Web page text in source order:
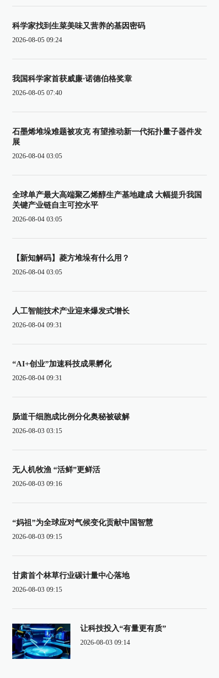
科学家找到生菜美味又营养的基因密码
2026-08-05 09:24
我国科学家首获威廉·诺德伯格奖章
2026-08-05 07:40
石墨烯堆垛难题被攻克 有望推动新一代拓扑量子器件发
展
2026-08-04 03:05
全球单产最大高端聚乙烯醇生产基地建成 大幅提升我国
关键产业链自主可控水平
2026-08-04 03:05
【新知解码】菱方堆垛有什么用？
2026-08-04 03:05
人工智能技术产业迎来爆发式增长
2026-08-04 09:31
“AI+创业”加速科技成果孵化
2026-08-04 09:31
肠道干细胞成比例分化奥秘被破解
2026-08-03 03:15
无人机牧渔 “活鲜”更鲜活
2026-08-03 09:16
“妈祖”为全球应对气候变化贡献中国智慧
2026-08-03 09:15
甘肃首个林草行业碳计量中心落地
2026-08-03 09:15
让科技投入“有量更有质”
2026-08-03 09:14